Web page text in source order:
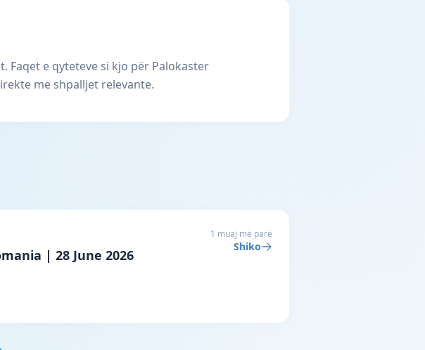
Faqet e qyteteve si kjo për Palokaster
me shpalljet relevante.
| 28 June 2026
1 muaj më parë
Shiko